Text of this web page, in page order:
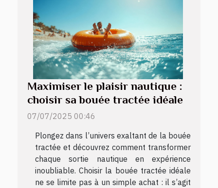
Maximiser le plaisir nautique :
choisir sa bouée tractée idéale
07/07/2025 00:46
Plongez dans l’univers exaltant de la bouée
tractée et découvrez comment transformer
chaque sortie nautique en expérience
inoubliable. Choisir la bouée tractée idéale
ne se limite pas à un simple achat : il s’agit